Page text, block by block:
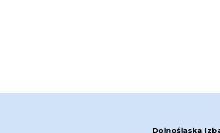
Dolnośląska